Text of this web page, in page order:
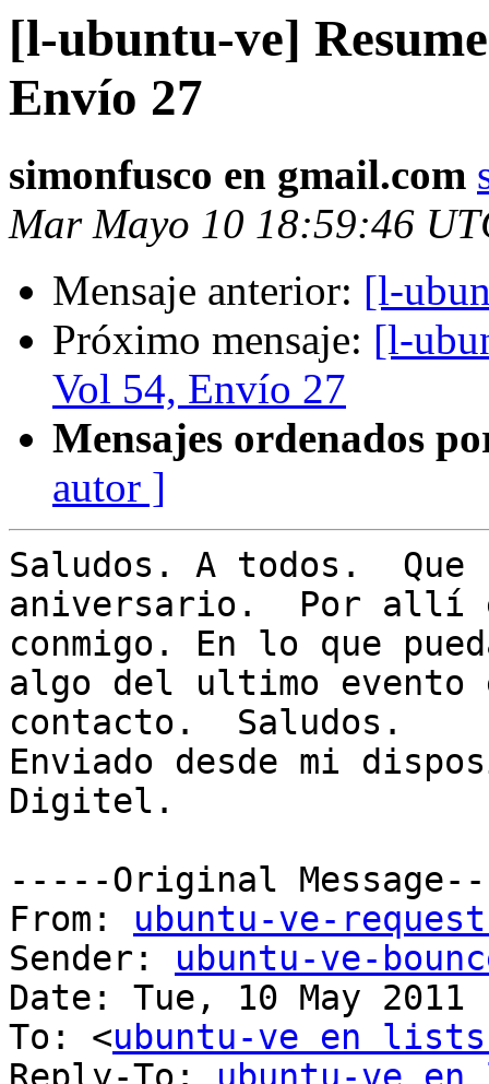
[l-ubuntu-ve]
Envío 27
simonfusco en gmail.com
Mar Mayo 10 18:59:46
Mensaje anterior: [l-
Próximo mensaje: [l-
Vol 54, Envío 27
Mensajes ordenados
autor ]
Saludos. A todos.  Que
aniversario.  Por allí
conmigo. En lo que
algo del ultimo evento
contacto.  Saludos.
Enviado desde mi
Digitel.
-----Original
From: ubuntu-ve-
Sender: ubuntu-ve-
Date: Tue, 10 May
To: <ubuntu-ve en